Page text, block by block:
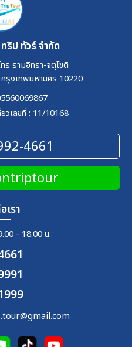
ริป ทัวร์ จำกัด
ร รามอิทรา-จตุโชติ
กรุงเทพมหานคร 10220
วเลขที่ : 11/10168
4661
เรา
- 18.00 น.